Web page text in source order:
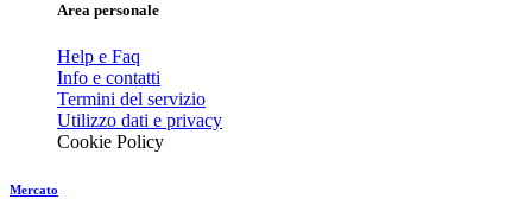
Area personale
Help e Faq
Info e contatti
Termini del servizio
Utilizzo dati e privacy
Cookie Policy
Mercato